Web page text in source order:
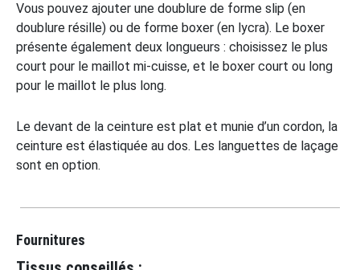
Vous pouvez ajouter une doublure de forme slip (en
doublure résille) ou de forme boxer (en lycra). Le boxer
présente également deux longueurs : choisissez le plus
court pour le maillot mi-cuisse, et le boxer court ou long
pour le maillot le plus long.
Le devant de la ceinture est plat et munie d’un cordon, la
ceinture est élastiquée au dos. Les languettes de laçage
sont en option.
Fournitures